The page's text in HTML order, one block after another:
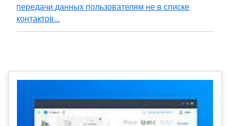
передачи данных пользователям не в списке
контактов...